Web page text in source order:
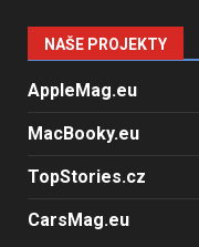
NAŠE PROJEKTY
AppleMag.eu
MacBooky.eu
TopStories.cz
CarsMag.eu